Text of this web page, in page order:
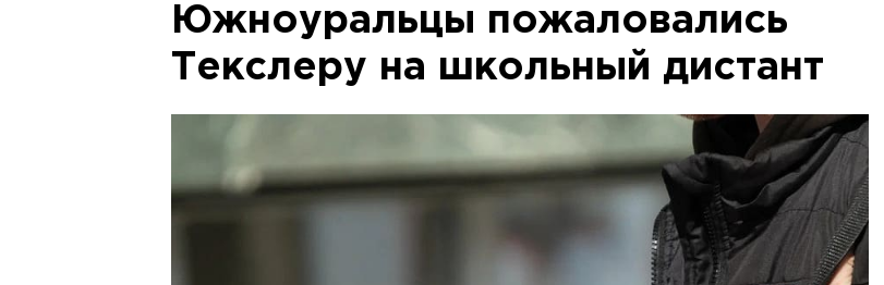
Южноуральцы пожаловались
Текслеру на школьный дистант